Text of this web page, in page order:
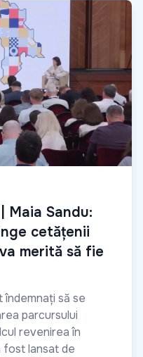
Maia Sandu:
cetățenii
merită să fie
îndemnați să se
parcursului
revenirea în
fost lansat de